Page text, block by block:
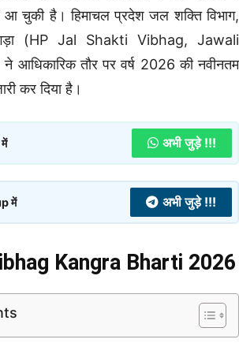
आ चुकी है। हिमाचल प्रदेश जल शक्ति विभाग,
(HP Jal Shakti Vibhag, Jawali
तौर पर वर्ष 2026 की नवीनतम
कर दिया है।
अभी जुड़े !!!
में अभी जुड़े !!!
Kangra Bharti 2026